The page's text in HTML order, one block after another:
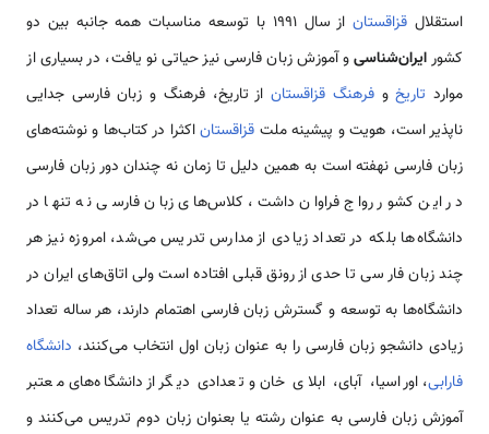
استقلال قزاقستان
از سال ۱۹۹۱ با توسعه مناسبات همه جانبه بین دو
کشورایران‌شناسیو آموزش زبان فارسی نیز حیاتی نو یافت، در بسیاری از
موارد تاریخوفرهنگ قزاقستاناز تاریخ، فرهنگ و زبان فارسی جدایی
ناپذیر است، هویت و پیشینه ملت قزاقستاناکثرا در کتاب‌ها و نوشته‌های
زبان فارسی نهفته است به همین دلیل تا زمان نه چندان دور زبان فارسی
در این کشور رواج فراوان داشت، کلاس‌های زبان فارسی نه تنها در
دانشگاه‌ها بلکه در تعداد زیادی از مدارس تدریس می‌شد، امروزه نیز هر
چند زبان فار سی تا حدی از رونق قبلی افتاده است ولی اتاق‌های ایران در
دانشگاه‌ها به توسعه و گسترش زبان فارسی اهتمام دارند، هر ساله تعداد
زیادی دانشجو زبان فارسی را به عنوان زبان اول انتخاب می‌کنند، دانشگاه
فارابی، اوراسیا، آبای، ابلای خان و تعدادی دیگر از دانشگاه‌های معتبر
آموزش زبان فارسی به عنوان رشته یا بعنوان زبان دوم تدریس می‌کنند و